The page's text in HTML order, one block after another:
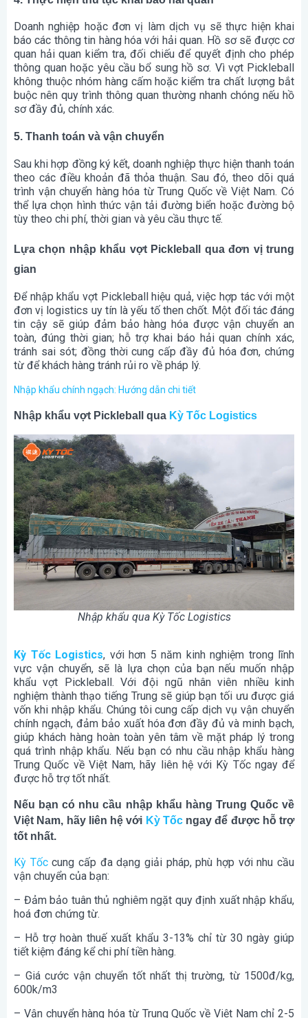
Doanh nghiệp hoặc đơn vị làm dịch vụ sẽ thực hiện khai
báo các thông tin hàng hóa với hải quan. Hồ sơ sẽ được cơ
quan hải quan kiểm tra, đối chiếu để quyết định cho phép
thông quan hoặc yêu cầu bổ sung hồ sơ. Vì vợt Pickleball
không thuộc nhóm hàng cấm hoặc kiểm tra chất lượng bắt
buộc nên quy trình thông quan thường nhanh chóng nếu hồ
sơ đầy đủ, chính xác.
5. Thanh toán và vận chuyển
Sau khi hợp đồng ký kết, doanh nghiệp thực hiện thanh toán
theo các điều khoản đã thỏa thuận. Sau đó, theo dõi quá
trình vận chuyển hàng hóa từ Trung Quốc về Việt Nam. Có
thể lựa chọn hình thức vận tải đường biển hoặc đường bộ
tùy theo chi phí, thời gian và yêu cầu thực tế.
Lựa chọn nhập khẩu vợt Pickleball qua đơn vị trung
gian
Để nhập khẩu vợt Pickleball hiệu quả, việc hợp tác với một
đơn vị logistics uy tín là yếu tố then chốt. Một đối tác đáng
tin cậy sẽ giúp đảm bảo hàng hóa được vận chuyển an
toàn, đúng thời gian; hỗ trợ khai báo hải quan chính xác,
tránh sai sót; đồng thời cung cấp đầy đủ hóa đơn, chứng
từ để khách hàng tránh rủi ro về pháp lý.
Nhập khẩu chính ngạch: Hướng dẫn chi tiết
Nhập khẩu vợt Pickleball qua Kỳ Tốc Logistics
Nhập khẩu qua Kỳ Tốc Logistics
Kỳ Tốc Logistics, với hơn 5 năm kinh nghiệm trong lĩnh
vực vận chuyển, sẽ là lựa chọn của bạn nếu muốn nhập
khẩu vợt Pickleball. Với đội ngũ nhân viên nhiều kinh
nghiệm thành thạo tiếng Trung sẽ giúp bạn tối ưu được giá
vốn khi nhập khẩu. Chúng tôi cung cấp dịch vụ vận chuyển
chính ngạch, đảm bảo xuất hóa đơn đầy đủ và minh bạch,
giúp khách hàng hoàn toàn yên tâm về mặt pháp lý trong
quá trình nhập khẩu. Nếu bạn có nhu cầu nhập khẩu hàng
Trung Quốc về Việt Nam, hãy liên hệ với Kỳ Tốc ngay để
được hỗ trợ tốt nhất.
Nếu bạn có nhu cầu nhập khẩu hàng Trung Quốc về
Việt Nam, hãy liên hệ với Kỳ Tốcngay để được hỗ trợ
tốt nhất.
Kỳ Tốccung cấp đa dạng giải pháp, phù hợp với nhu cầu
vận chuyển của bạn:
– Đảm bảo tuân thủ nghiêm ngặt quy định xuất nhập khẩu,
hoá đơn chứng từ.
– Hỗ trợ hoàn thuế xuất khẩu 3-13% chỉ từ 30 ngày giúp
tiết kiệm đáng kể chi phí tiền hàng.
– Giá cước vận chuyển tốt nhất thị trường, từ 1500đ/kg,
600k/m3
– Vận chuyển hàng hóa từ Trung Quốc về Việt Nam chỉ 2-5